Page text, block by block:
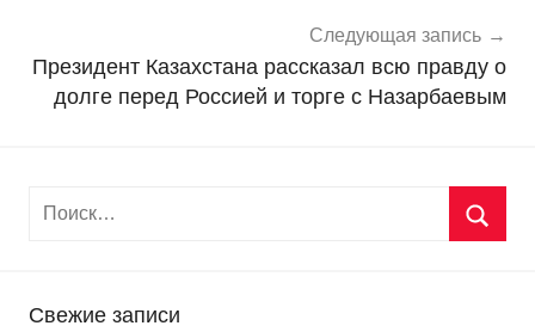
Следующая запись
Президент Казахстана рассказал всю правду о
долге перед Россией и торге с Назарбаевым
Свежие записи